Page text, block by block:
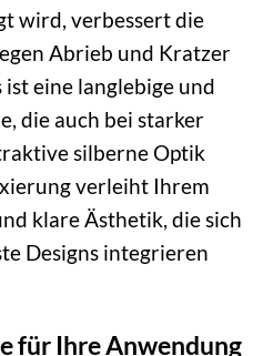
wird, verbessert die
Abrieb und Kratzer
eine langlebige und
die auch bei starker
silberne Optik
verleiht Ihrem
klare Ästhetik, die sich
Designs integrieren
für Ihre Anwendung